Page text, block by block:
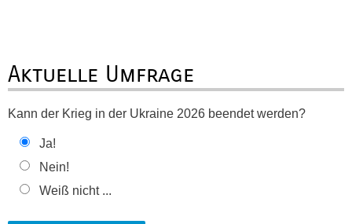
Aktuelle Umfrage
Kann der Krieg in der Ukraine 2026 beendet werden?
Ja!
Nein!
Weiß nicht ...